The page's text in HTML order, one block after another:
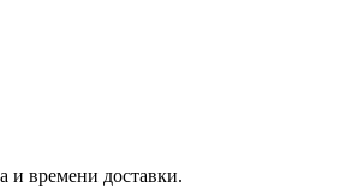
и времени доставки.